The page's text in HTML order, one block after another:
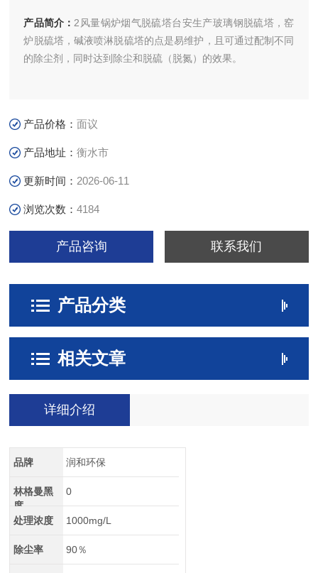
产品简介： 2风量锅炉烟气脱硫塔台安生产玻璃钢脱硫塔，窑
炉脱硫塔，碱液喷淋脱硫塔的点是易维护，且可通过配制不同
的除尘剂，同时达到除尘和脱硫（脱氮）的效果。
产品价格：面议
产品地址：衡水市
更新时间： 2026-06-11
浏览次数：4184
产品咨询 联系我们
产品分类
相关文章
详细介绍
品牌 润和环保
林格曼黑
度
0
处理浓度 1000mg/L
除尘率 90％